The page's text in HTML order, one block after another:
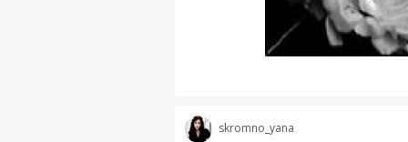
skromno_yana